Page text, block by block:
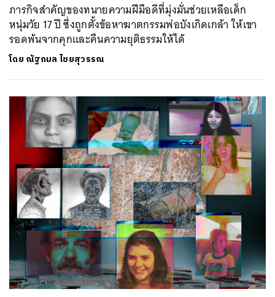
ภารกิจสำคัญของทนายความฝีมือดีที่มุ่งมั่นช่วยเหลือเด็ก
หนุ่มวัย 17 ปี ซึ่งถูกตั้งข้อหาฆาตกรรมพ่อบังเกิดเกล้า ให้เขา
รอดพ้นจากคุกและคืนความยุติธรรมให้ได้
โดย ณัฐกมล ไชยสุวรรณ
ค้นหา
SHARE TWEET LINE